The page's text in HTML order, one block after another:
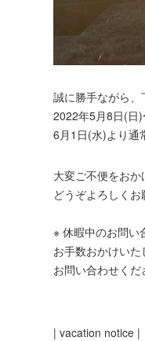
誠に勝手ながら
2022年5月8日(日
6月1日(水)より通
大変ご不便をお
どうぞよろしく
※ 休暇中のお問い
お手数おかけい
お問い合わせくだ
| vacation notice |